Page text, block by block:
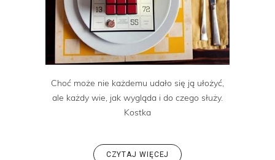
Choć może nie każdemu udało się ją ułożyć,
ale każdy wie, jak wygląda i do czego służy.
Kostka
CZYTAJ WIĘCEJ